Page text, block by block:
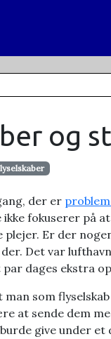
og
der er
ikke fokuserer på
plejer. Er der
Det var
par dages ekstra
som
at sende dem
give under et